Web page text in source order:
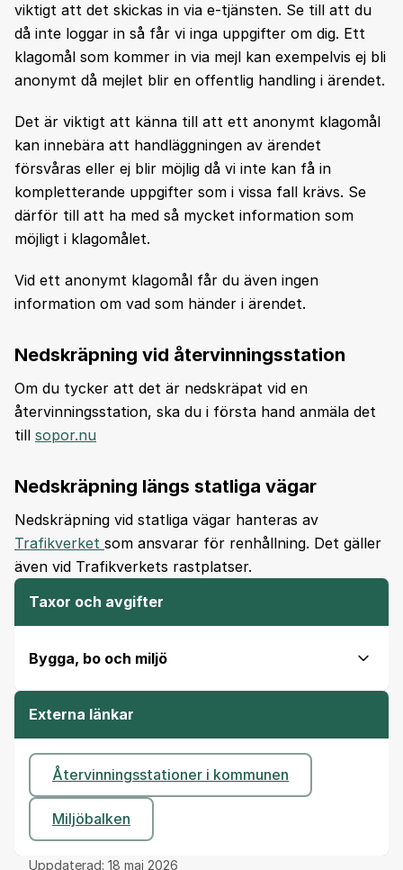
viktigt att det skickas in via e-tjänsten. Se till att du
då inte loggar in så får vi inga uppgifter om dig. Ett
klagomål som kommer in via mejl kan exempelvis ej bli
anonymt då mejlet blir en offentlig handling i ärendet.
Det är viktigt att känna till att ett anonymt klagomål
kan innebära att handläggningen av ärendet
försvåras eller ej blir möjlig då vi inte kan få in
kompletterande uppgifter som i vissa fall krävs. Se
därför till att ha med så mycket information som
möjligt i klagomålet.
Vid ett anonymt klagomål får du även ingen
information om vad som händer i ärendet.
Nedskräpning vid återvinningsstation
Om du tycker att det är nedskräpat vid en
återvinningsstation, ska du i första hand anmäla det
till sopor.nu
Nedskräpning längs statliga vägar
Nedskräpning vid statliga vägar hanteras av
Trafikverket som ansvarar för renhållning. Det gäller
även vid Trafikverkets rastplatser.
Taxor och avgifter
Bygga, bo och miljö
Externa länkar
Återvinningsstationer i kommunen
Miljöbalken
Uppdaterad: 18 maj 2026